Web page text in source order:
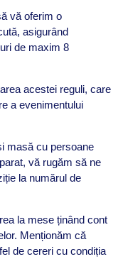
vă oferim o
asigurând
de maxim 8
acestei reguli, care
a evenimentului
masă cu persoane
vă rugăm să ne
la numărul de
la mese ținând cont
Menționăm că
de cereri cu condiția